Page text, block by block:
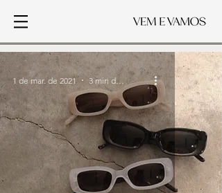
1 de mar. de 2021 3 min de leitura